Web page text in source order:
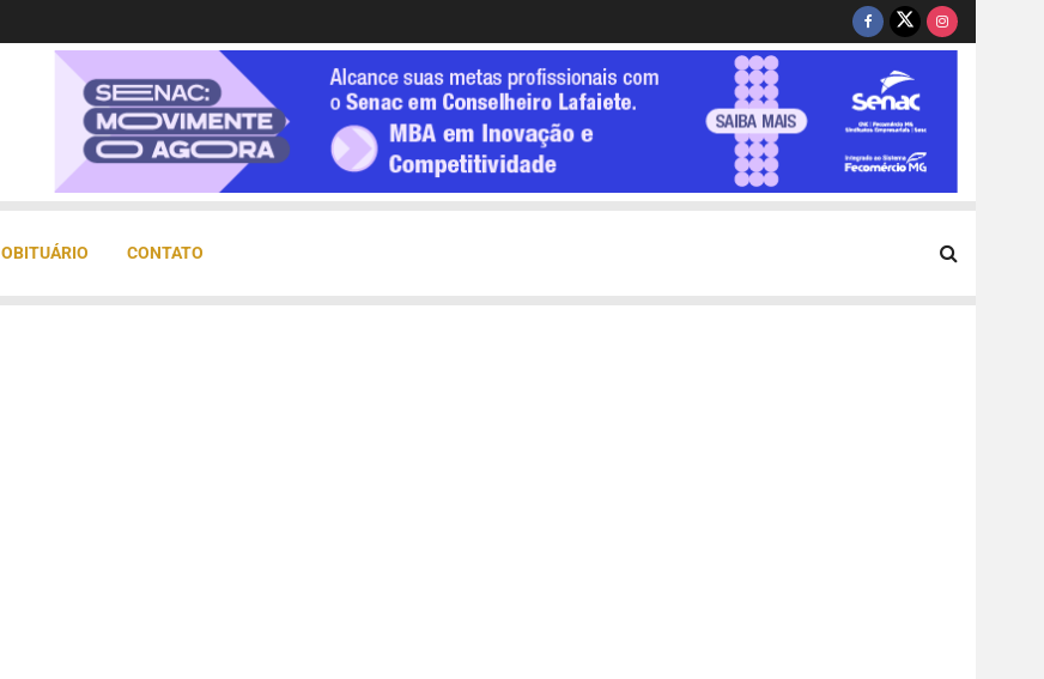
OBITUÁRIO CONTATO